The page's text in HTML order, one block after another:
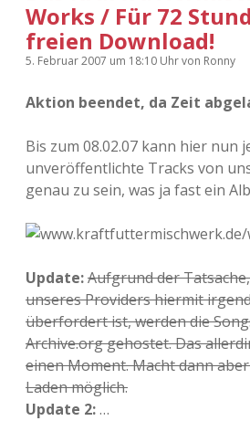
kfmw.stuff
Täglicher
Adventskalender
Adventskalender
Adventskalender
Works / Für 72
freien Download!
5. Februar 2007 um 18:10 Uhrvon Ronny
Aktion beendet, da Zeit
Bis zum 08.02.07 kann hier nun
unveröffentlichte Tracks von
genau zu sein, was ja fast ein
Update:Aufgrund der
unseres Providers hiermit
überfordert ist, werden die
Archive.org gehostet. Das
einen Moment. Macht dann
Laden möglich.
Update 2:…